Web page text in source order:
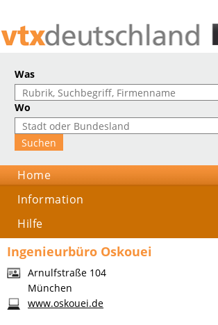
Was
Wo
Home
Information
Hilfe
Ingenieurbüro Oskouei
Arnulfstraße 104
München
www.oskouei.de